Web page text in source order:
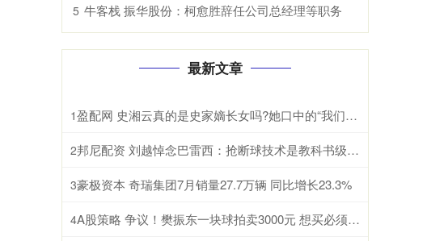
5 牛客栈 振华股份：柯愈胜辞任公司总经理等职务
最新文章
1 盈配网 史湘云真的是史家嫡长女吗?她口中的“我们太太”指的是谁
2 邦尼配资 刘越悼念巴雷西：抢断球技术是教科书级别，一代人的美好回忆
3豪极资本 奇瑞集团7月销量27.7万辆 同比增长23.3%
4 A股策略 争议！樊振东一块球拍卖3000元 想买必须先充值10万 一年内消费完